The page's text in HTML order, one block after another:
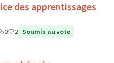
des apprentissages
0 2 Soumis au vote